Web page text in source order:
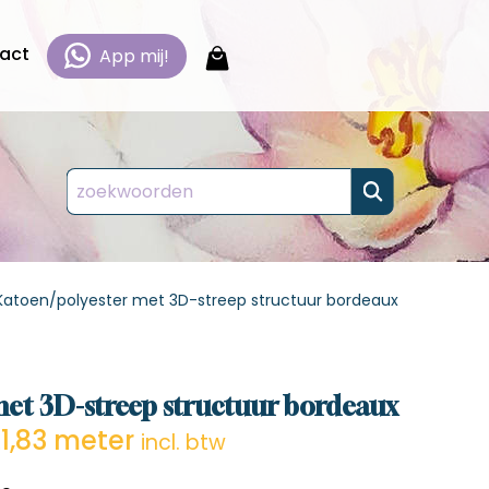
App mij!
polyester met 3D-streep structuur bordeaux
3D-streep structuur bordeaux
meter incl. btw